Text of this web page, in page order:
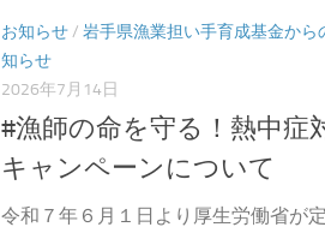
お知らせ/ 岩手県漁業担い手育成基金から
知らせ
2026年7月14日
#漁師の命を守る！熱中症
キャンペーンについて
令和７年６月１日より厚生労働省が